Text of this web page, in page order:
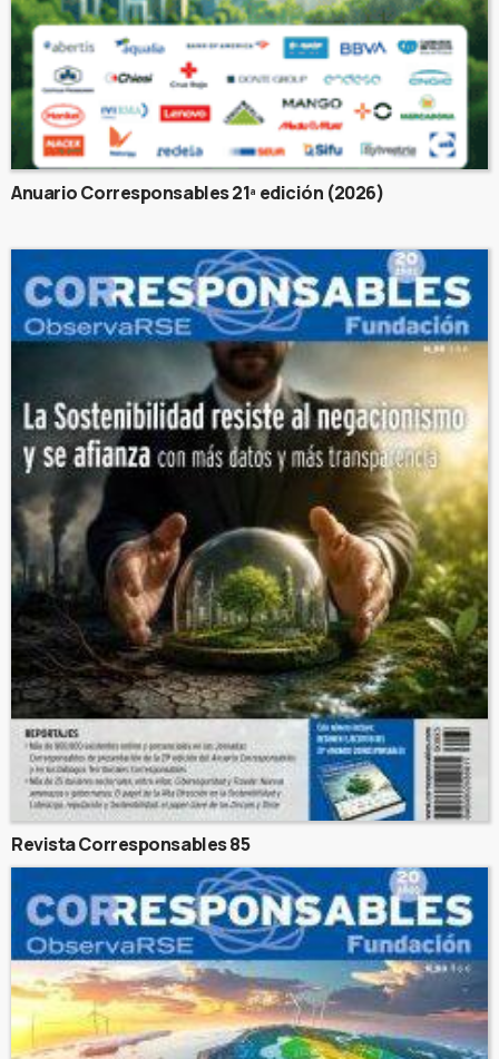
Anuario Corresponsables 21ª edición (2026)
Revista Corresponsables 85